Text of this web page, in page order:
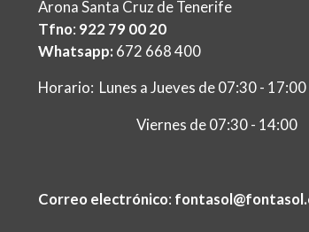
Arona Santa Cruz de Tenerife
Tfno: 922 79 00 20
Whatsapp: 672 668 400
Horario: Lunes a Jueves de 07:30 - 17:00
Viernes de 07:30 - 14:00
Correo electrónico: